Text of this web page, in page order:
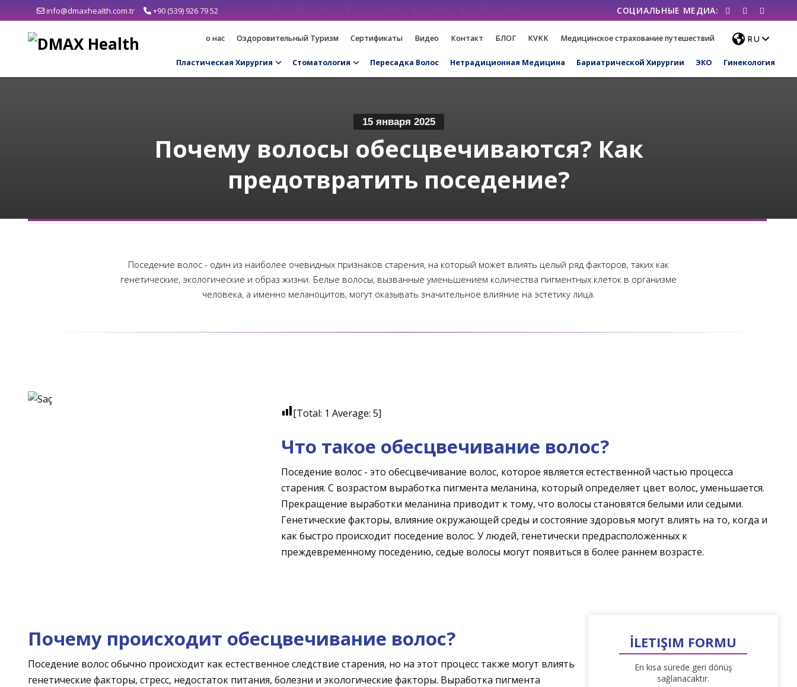
о нас Оздоровительный Туризм Сертификаты Видео Контакт БЛОГ KVKK Медицинское страхование путешествий
info@dmaxhealth.com.tr +90 (539) 926 79 52
Пластическая Хирургия Стоматология Пересадка Волос Нетрадиционная Медицина Бариатрической Хирургии ЭКО Гинекология
15 января 2025
Почему волосы обесцвечиваются? Как
предотвратить поседение?
Поседение волос - один из наиболее очевидных признаков старения, на который может влиять целый ряд факторов, таких как
генетические, экологические и образ жизни. Белые волосы, вызванные уменьшением количества пигментных клеток в организме
человека, а именно меланоцитов, могут оказывать значительное влияние на эстетику лица.
[Total: 1 Average: 5]
Что такое обесцвечивание волос?
Поседение волос - это обесцвечивание волос, которое является естественной частью процесса
старения. С возрастом выработка пигмента меланина, который определяет цвет волос, уменьшается.
Прекращение выработки меланина приводит к тому, что волосы становятся белыми или седыми.
Генетические факторы, влияние окружающей среды и состояние здоровья могут влиять на то, когда и
как быстро происходит поседение волос. У людей, генетически предрасположенных к
преждевременному поседению, седые волосы могут появиться в более раннем возрасте.
Почему происходит обесцвечивание волос?
Поседение волос обычно происходит как естественное следствие старения, но на этот процесс также могут влиять
генетические факторы, стресс, недостаток питания, болезни и экологические факторы. Выработка пигмента
İLETIŞIM FORMU
En kısa sürede geri dönüş
sağlanacaktır.